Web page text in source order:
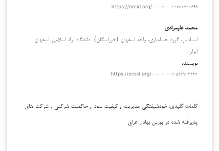
https://orcid.org/۰۰۰۰-۰۰۰۱-۸۳۱۷-۱۶۴۶
محمد علیمرادی
استادیار، گروه حسابداری، واحد اصفهان (خوراسگان)، دانشگاه آزاد اسلامی، اصفهان،
ایران.
نویسنده
https://orcid.org/۰۰۰۰-۰۰۰۱-۵۶۸۹-۴۹۳۷
کلمات کلیدی: خودشیفتگی مدیریت , کیفیت سود , حاکمیت شرکتی , شرکت های
پذیرفته شده در بورس بهادار عراق